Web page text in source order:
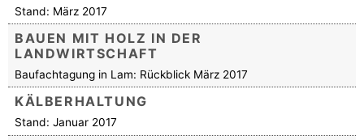
Stand: März 2017
BAUEN MIT HOLZ IN DER
LANDWIRTSCHAFT
Baufachtagung in Lam: Rückblick März 2017
KÄLBERHALTUNG
Stand: Januar 2017